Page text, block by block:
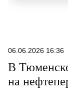
06.06.2026 16:36
В
на